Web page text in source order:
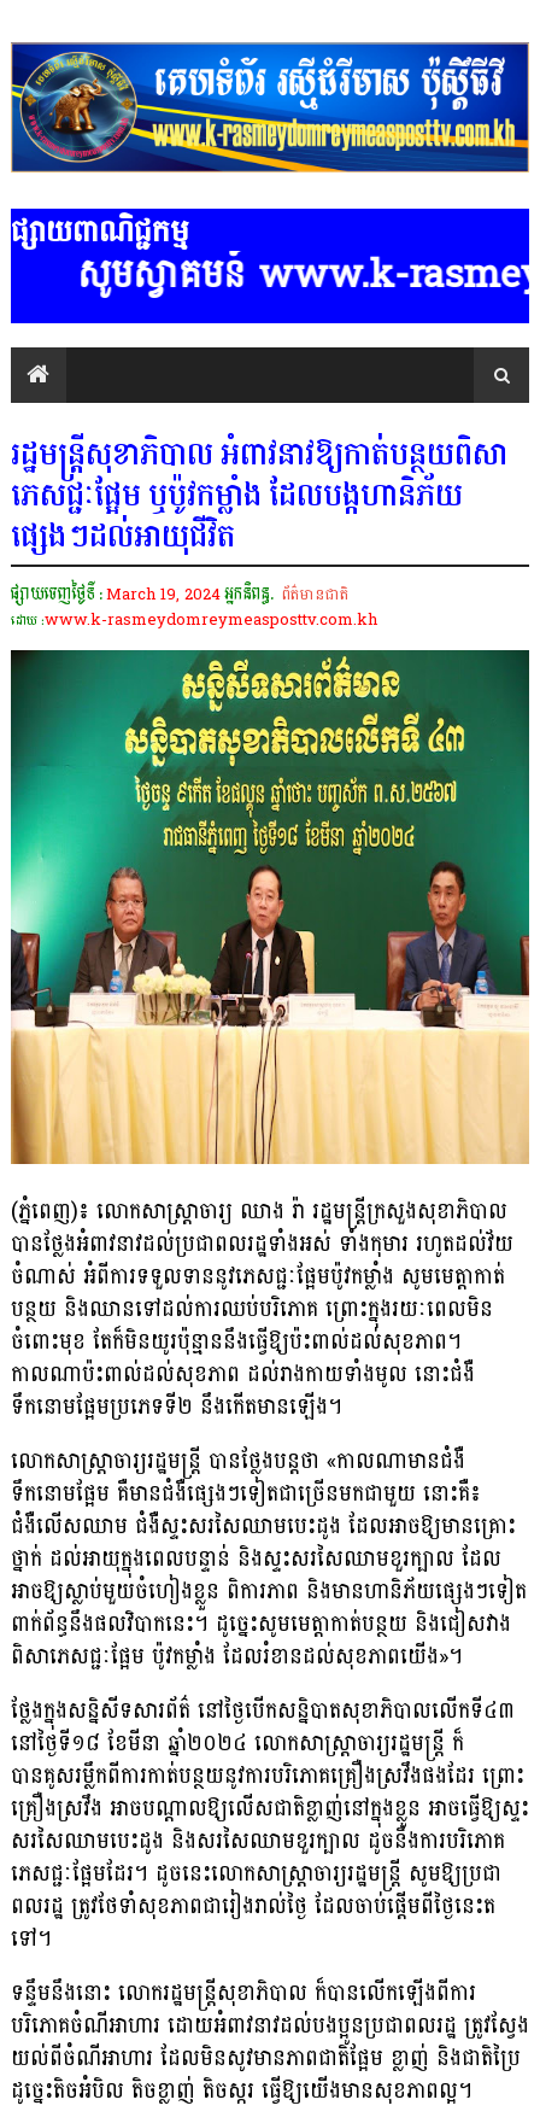
ផ្សាយពាណិជ្ជកម្ម
សូមស្វាគមន៍ www.k-
រដ្ឋមន្ដ្រីសុខាភិបាល អំពាវនាវឱ្យកាត់បន្ថយពិសា
ភេសជ្ជៈផ្អែម ឬប៉ូវកម្លាំង ដែលបង្កហានិភ័យ
ផ្សេងៗដល់អាយុជីវិត
ផ្សាយចេញថ្ងៃទី :March 19, 2024អ្នកនិពន្ធ. ព័ត៌មានជាតិ
ដោយ :www.k-rasmeydomreymeasposttv.com.kh
(ភ្នំពេញ)៖ លោកសាស្ដ្រាចារ្យ ឈាង រ៉ា រដ្ឋមន្ដ្រីក្រសួងសុខាភិបាល
បានថ្លែងអំពាវនាវដល់ប្រជាពលរដ្ឋទាំងអស់ ទាំងកុមារ រហូតដល់វ័យ
ចំណាស់​ អំពីការទទួលទាននូវភេសជ្ជៈផ្អែមប៉ូវកម្លាំង សូមមេត្ដាកាត់
បន្ថយ និងឈានទៅដល់ការឈប់បរិភោគ ព្រោះក្នុងរយៈពេលមិន
ចំពោះមុខ តែក៏មិនយូរប៉ុន្មាននឹងធ្វើឱ្យប៉ះពាល់ដល់សុខភាព។
កាលណាប៉ះពាល់ដល់សុខភាព ដល់រាងកាយទាំងមូល នោះជំងឺ
ទឹកនោមផ្អែមប្រភេទទី២ នឹងកើតមានឡើង។
លោកសាស្ដ្រាចារ្យរដ្ឋមន្ដ្រី បានថ្លែងបន្ដថា «កាលណាមានជំងឺ
ទឹកនោមផ្អែម គឺមានជំងឺផ្សេងៗទៀតជាច្រើនមកជាមួយ នោះគឺ៖
ជំងឺលើសឈាម ជំងឺស្ទះសរសៃឈាមបេះដូង ដែលអាចឱ្យមានគ្រោះ
ថ្នាក់ ដល់អាយុក្នុងពេលបន្ទាន់ និងស្ទះសរសៃឈាមខួរក្បាល ដែល
អាចឱ្យស្លាប់មួយចំហៀងខ្លួន ពិការភាព និងមានហានិភ័យផ្សេងៗទៀត
ពាក់ព័ន្ធនឹងផលវិបាកនេះ។ ដូច្នេះសូមមេត្ដាកាត់បន្ថយ និងជៀសវាង
ពិសាភេសជ្ជៈផ្អែម ប៉ូវកម្លាំង ដែលរំខានដល់សុខភាពយើង»។
ថ្លែងក្នុងសន្និសីទសារព័ត៌ នៅថ្ងៃបើកសន្និបាតសុខាភិបាលលើកទី៤៣
នៅថ្ងៃទី១៨ ខែមីនា ឆ្នាំ២០២៤ លោកសាស្ដ្រាចារ្យរដ្ឋមន្ដ្រី ក៏
បានគូសរម្លឹកពីការកាត់បន្ថយនូវការបរិភោគគ្រឿងស្រវឹងផងដែរ ព្រោះ
គ្រឿងស្រវឹង អាចបណ្ដាលឱ្យលើសជាតិខ្លាញ់នៅក្នុងខ្លួន អាចធ្វើឱ្យស្ទះ
សរសៃឈាមបេះដូង និងសរសៃឈាមខួរក្បាល​ ដូចនឹងការបរិភោគ
ភេសជ្ជៈផ្អែមដែរ។ ដូចនេះលោកសាស្ដ្រាចារ្យរដ្ឋមន្ដ្រី សូមឱ្យប្រជា
ពលរដ្ឋ ត្រូវថែទាំសុខភាពជារៀងរាល់ថ្ងៃ ដែលចាប់ផ្ដើមពីថ្ងៃនេះត
ទៅ។
ទន្ទឹមនឹងនោះ លោករដ្ឋមន្ដ្រីសុខាភិបាល ក៏បានលើកឡើងពីការ
បរិភោគចំណីអាហារ ដោយអំពាវនាវដល់បងប្អូនប្រជាពលរដ្ឋ ត្រូវស្វែង
យល់ពីចំណីអាហារ ដែលមិនសូវមានភាពជាតិផ្អែម ខ្លាញ់ និងជាតិប្រៃ
ដូច្នេះតិចអំបិល តិចខ្លាញ់ តិចស្ករ ធ្វើឱ្យយើងមានសុខភាពល្អ។